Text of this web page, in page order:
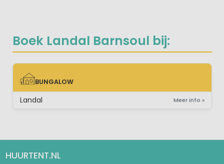
Boek Landal Barnsoul bij:
BUNGALOW
BUNGALOW
Landal Meer info »
HUURTENT.NL